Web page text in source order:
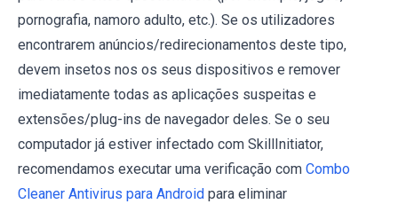
pornografia, namoro adulto, etc.). Se os utilizadores
encontrarem anúncios/redirecionamentos deste tipo,
devem insetos nos os seus dispositivos e remover
imediatamente todas as aplicações suspeitas e
extensões/plug-ins de navegador deles. Se o seu
computador já estiver infectado com SkillInitiator,
recomendamos executar uma verificação com Combo
Cleaner Antivirus para Android para eliminar